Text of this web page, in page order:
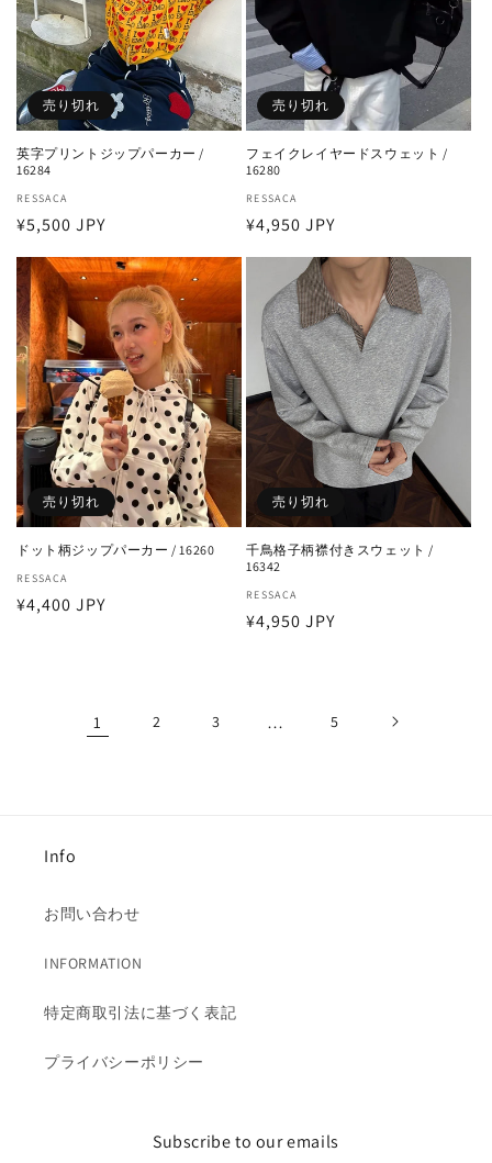
売り切れ
英字プリントジップパーカー /
16284
販
売
RESSACA
通
価
格
¥5,500 JPY
売り切れ
フェイクレイヤードスウェット /
16280
販
売
RESSACA
通
格
¥4,950 JPY
売り切れ
ドット柄ジップパーカー / 16260
販
売
RESSACA
通
¥4,400 JPY
売り切れ
千鳥格子柄襟付きスウェット /
16342
販
売
RESSACA
通
¥4,950 JPY
1 2 3 … 5
Info
お問い合わせ
INFORMATION
特定商取引法に基づく表記
プライバシーポリシー
Subscribe to our emails